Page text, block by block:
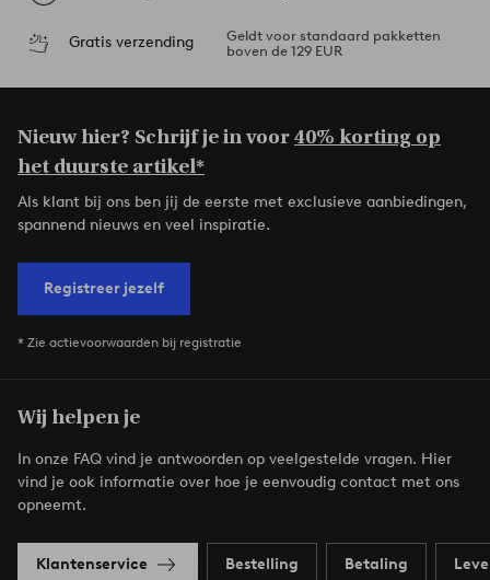
Gratis verzending
Geldt voor standaard pakketten
boven de 129 EUR
Nieuw hier? Schrijf je in voor40% korting op
het duurste artikel*
Als klant bij ons ben jij de eerste met exclusieve aanbiedingen,
spannend nieuws en veel inspiratie.
Registreer jezelf
* Zie actievoorwaarden bij registratie
Wij helpen je
In onze FAQ vind je antwoorden op veelgestelde vragen. Hier
vind je ook informatie over hoe je eenvoudig contact met ons
opneemt.
Klantenservice Bestelling Betaling